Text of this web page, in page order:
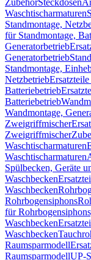
ZubehörSteckdosen
Waschtischarmaturen
Standmontage,
für Standmontage,
Generatorbetrieb
Generatorbetrieb
Standmontage,
Netzbetrieb
Batteriebetrieb
Batteriebetrieb
Wandmontage,
Zweigriffmischer
Zweigriffmischer
Waschtischarmaturen
Waschtischarmaturen
Spülbecken, Geräte
Waschbecken
Waschbecken
Rohrbogensiphons
für
Waschbecken
Waschbecken
Raumsparmodell
RaumsparmodellUP-